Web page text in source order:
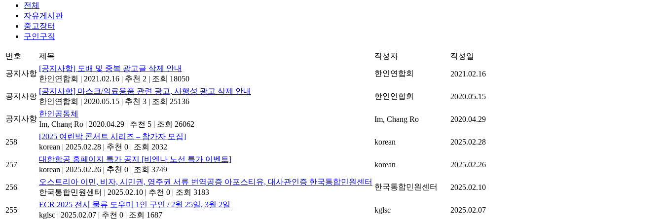
전체
자유게시판
중고장터
구인구직
번호 제목 작성자 작성일
공지사항
[공지사항] 도배 및 중복 광고글 삭제 안내
한인연합회 | 2021.02.16 | 추천 2 | 조회 18050
한인연합회 2021.02.16
공지사항
[공지사항] 마스크/의료용품 관련 광고, 사행성 광고 삭제 안내
한인연합회 | 2020.05.15 | 추천 3 | 조회 25136
한인연합회 2020.05.15
공지사항
한인공동체
Im, Chang Ro | 2020.04.29 | 추천 5 | 조회 26062
Im, Chang Ro 2020.04.29
258
[2025 여린박 콘서트 시리즈 – 참가자 모집]
korean | 2025.02.28 | 추천 0 | 조회 2032
korean 2025.02.28
257
대한항공 홈페이지 특가 공지 [비엔나 노선 특가 이벤트]
korean | 2025.02.26 | 추천 0 | 조회 3749
korean 2025.02.26
256
오스트리아 이민, 비자, 시민권, 영주권 서류 번역공증 아포스티유, 대사관인증 한국통합민원센터
한국통합민원센터 | 2025.02.10 | 추천 0 | 조회 3183
한국통합민원센터 2025.02.10
255
ECR 2025 전시 물류 도우미 1인 구인 / 2월 25일, 3월 2일
kglsc | 2025.02.07 | 추천 0 | 조회 1687
kglsc 2025.02.07